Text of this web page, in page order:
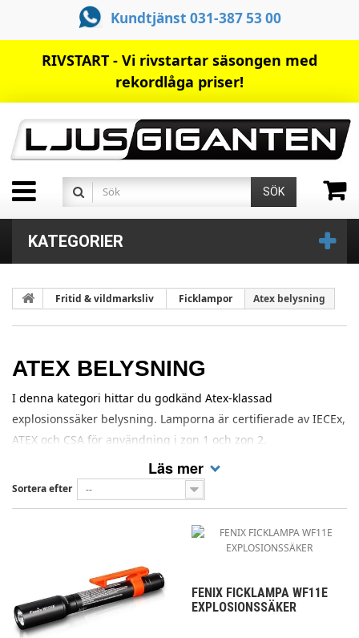
Kundtjänst 031-387 53 00
RIVSTART - Vi rivstartar säsongen med
rekordlåga priser!
SÖK
KATEGORIER
Fritid & vildmarksliv Ficklampor Atex belysning
ATEX BELYSNING
I denna kategori hittar du godkänd Atex-klassad
explosionssäker belysning. Lamporna är certifierade av IECEx,
ATEX och CSA för användning i zon 1 och zon 2.
Läs mer
Sortera efter --
FENIX FICKLAMPA WF11E
EXPLOSIONSSÄKER